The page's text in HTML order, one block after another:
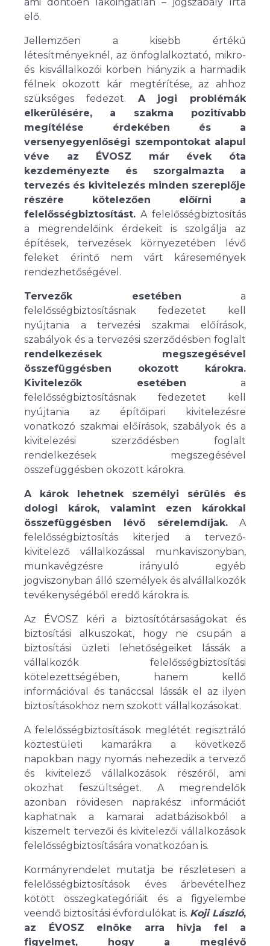
elő.
Jellemzően a kisebb értékű
létesítményeknél, az önfoglalkoztató, mikro-
és kisvállalkozói körben hiányzik a harmadik
félnek okozott kár megtérítése, az ahhoz
szükséges fedezet. A jogi problémák
elkerülésére, a szakma pozitívabb
megítélése érdekében és a
versenyegyenlőségi szempontokat alapul
véve az ÉVOSZ már évek óta
kezdeményezte és szorgalmazta a
tervezés és kivitelezés minden szereplője
részére kötelezően előírni a
felelősségbiztosítást. A felelősségbiztosítás
a megrendelőink érdekeit is szolgálja az
építések, tervezések környezetében lévő
feleket érintő nem várt káresemények
rendezhetőségével.
Tervezők esetében a
felelősségbiztosításnak fedezetet kell
nyújtania a tervezési szakmai előírások,
szabályok és a tervezési szerződésben foglalt
rendelkezések megszegésével
összefüggésben okozott károkra.
Kivitelezők esetében a
felelősségbiztosításnak fedezetet kell
nyújtania az építőipari kivitelezésre
vonatkozó szakmai előírások, szabályok és a
kivitelezési szerződésben foglalt
rendelkezések megszegésével
összefüggésben okozott károkra.
A károk lehetnek személyi sérülés és
dologi károk, valamint ezen károkkal
összefüggésben lévő sérelemdíjak. A
felelősségbiztosítás kiterjed a tervező-
kivitelező vállalkozással munkaviszonyban,
munkavégzésre irányuló egyéb
jogviszonyban álló személyek és alvállalkozók
tevékenységéből eredő károkra is.
Az ÉVOSZ kéri a biztosítótársaságokat és
biztosítási alkuszokat, hogy ne csupán a
biztosítási üzleti lehetőségeiket lássák a
vállalkozók felelősségbiztosítási
kötelezettségében, hanem kellő
információval és tanáccsal lássák el az ilyen
biztosításokhoz nem szokott vállalkozásokat.
A felelősségbiztosítások meglétét regisztráló
köztestületi kamarákra a következő
napokban nagy nyomás nehezedik a tervező
és kivitelező vállalkozások részéről, ami
okozhat feszültséget. A megrendelők
azonban rövidesen naprakész információt
kaphatnak a kamarai adatbázisokból a
kiszemelt tervezői és kivitelezői vállalkozások
felelősségbiztosítására vonatkozóan is.
Kormányrendelet mutatja be részletesen a
felelősségbiztosítások éves árbevételhez
kötött összegkategóriáit és a figyelembe
veendő biztosítási évfordulókat is. Koji László,
az ÉVOSZ elnöke arra hívja fel a
figyelmet, hogy a meglévő